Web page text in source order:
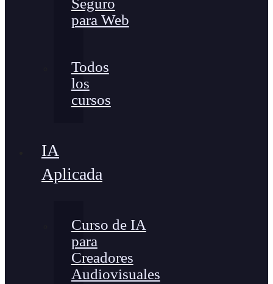
Seguro
para Web
Todos
los
cursos
IA
Aplicada
Curso de IA
para
Creadores
Audiovisuales